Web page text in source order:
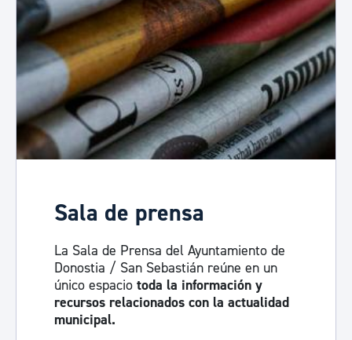
Sala de prensa
La Sala de Prensa del Ayuntamiento de
Donostia / San Sebastián reúne en un
único espacio toda la información y
recursos relacionados con la actualidad
municipal.